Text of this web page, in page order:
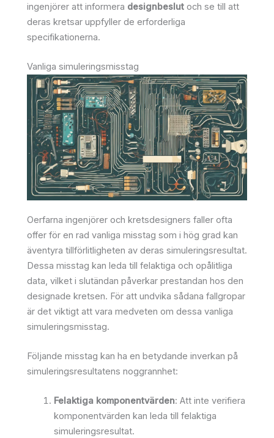
ingenjörer att informera designbeslut och se till att
deras kretsar uppfyller de erforderliga
specifikationerna.
Vanliga simuleringsmisstag
Oerfarna ingenjörer och kretsdesigners faller ofta
offer för en rad vanliga misstag som i hög grad kan
äventyra tillförlitligheten av deras simuleringsresultat.
Dessa misstag kan leda till felaktiga och opålitliga
data, vilket i slutändan påverkar prestandan hos den
designade kretsen. För att undvika sådana fallgropar
är det viktigt att vara medveten om dessa vanliga
simuleringsmisstag.
Följande misstag kan ha en betydande inverkan på
simuleringsresultatens noggrannhet:
Felaktiga komponentvärden: Att inte verifiera
komponentvärden kan leda till felaktiga
simuleringsresultat.